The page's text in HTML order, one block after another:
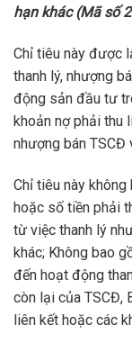
hạn khác (Mã số
Chỉ tiêu này được
thanh lý, nhượng
động sản đầu tư
khoản nợ phải thu
nhượng bán TSCĐ
Chỉ tiêu này
hoặc số tiền phải
từ việc thanh lý
khác; Không bao
đến hoạt động
còn lại của TSCĐ,
liên kết hoặc các